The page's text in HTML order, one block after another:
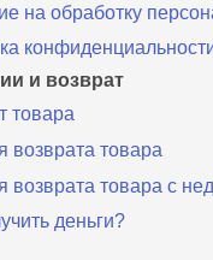
на обработку
и возврат
товара
возврата товара
возврата товара с
деньги?